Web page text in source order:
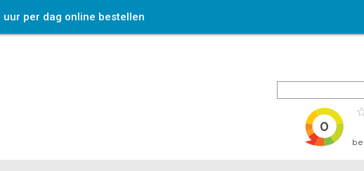
uur per dag online bestellen